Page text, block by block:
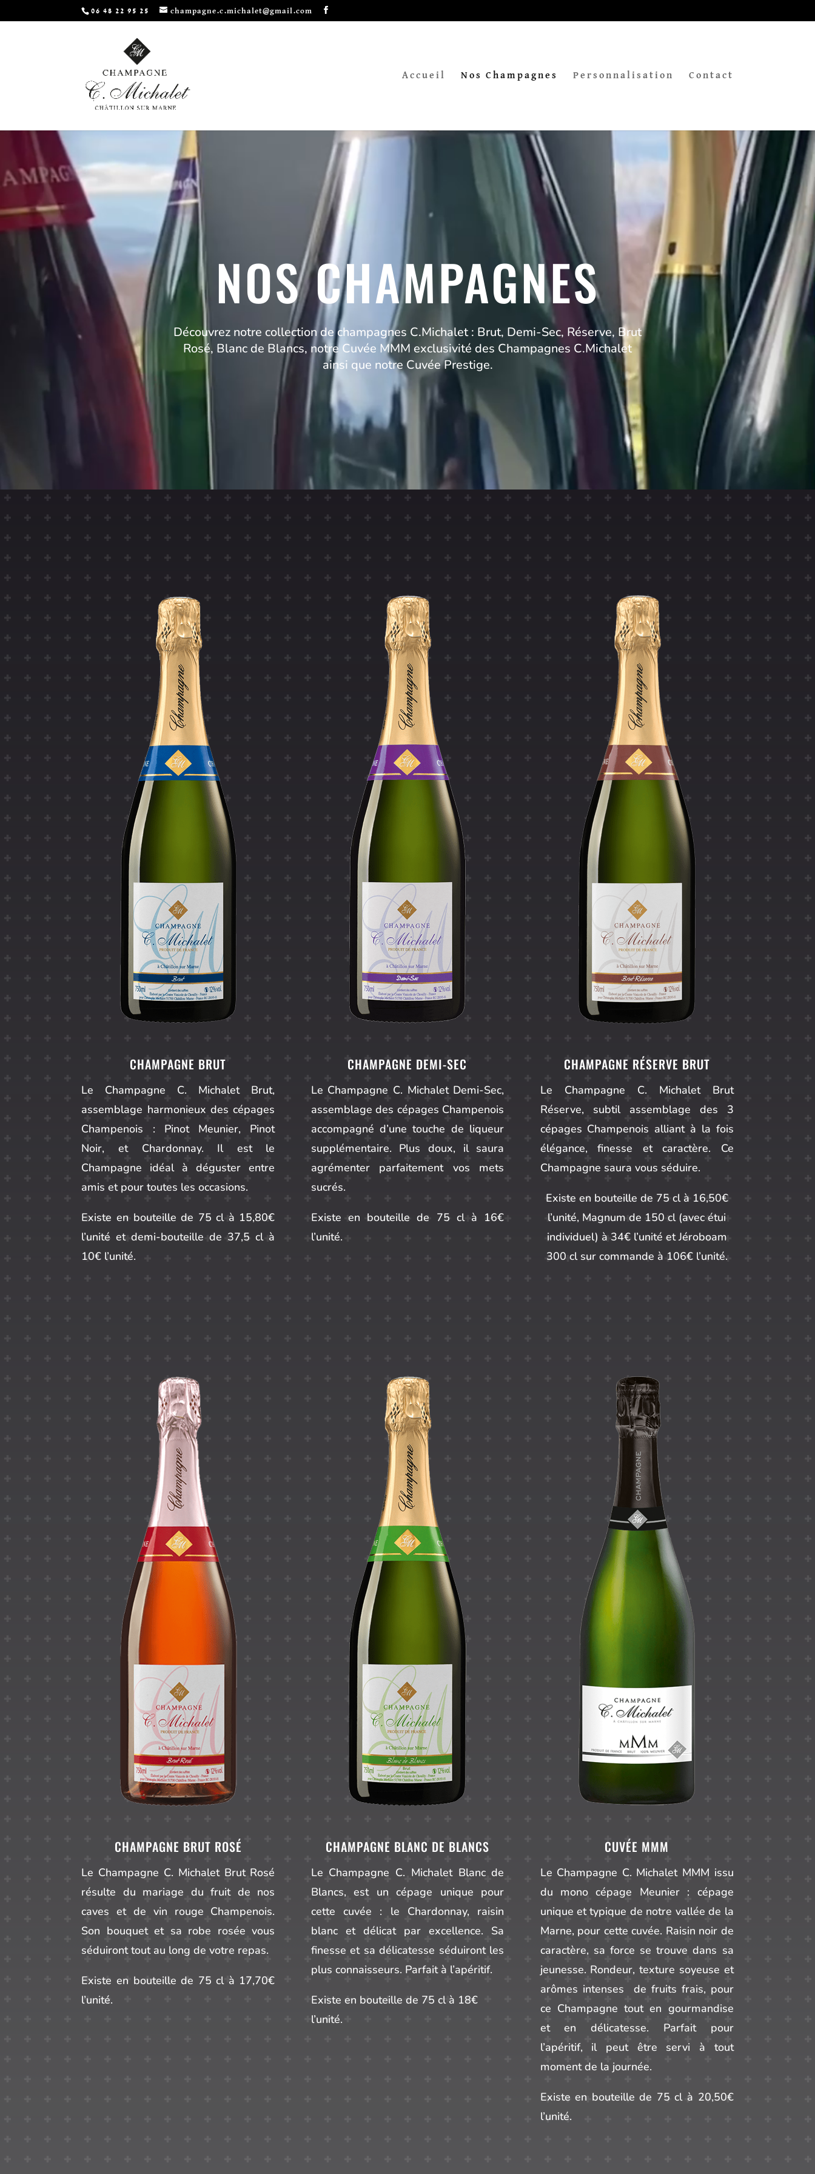
06 48 22 95 25 champagne.c.michalet@gmail.com
Accueil Nos Champagnes Personnalisation Contact
Lecteur
NOS CHAMPAGNES
Découvrez notre collection de champagnes C.Michalet : Brut, Demi-Sec, Réserve, Brut
Rosé, Blanc de Blancs, notre Cuvée MMM exclusivité des Champagnes C.Michalet
ainsi que notre Cuvée Prestige.
CHAMPAGNE BRUT
Le Champagne C. Michalet Brut,
assemblage harmonieux des cépages
Champenois : Pinot Meunier, Pinot
Noir, et Chardonnay. Il est le
Champagne idéal à déguster entre
amis et pour toutes les occasions.
Existe en bouteille de 75 cl à 15,80€
l’unité et demi-bouteille de 37,5 cl à
10€ l’unité.
CHAMPAGNE DEMI-SEC
Le Champagne C. Michalet Demi-Sec,
assemblage des cépages Champenois
accompagné d’une touche de liqueur
supplémentaire. Plus doux, il saura
agrémenter parfaitement vos mets
sucrés.
Existe en bouteille de 75 cl à 16€
l’unité.
CHAMPAGNE RÉSERVE BRUT
Le Champagne C. Michalet Brut
Réserve, subtil assemblage des 3
cépages Champenois alliant à la fois
élégance, finesse et caractère. Ce
Champagne saura vous séduire.
Existe en bouteille de 75 cl à 16,50€
l’unité, Magnum de 150 cl (avec étui
individuel) à 34€ l’unité et Jéroboam
300 cl sur commande à 106€ l’unité.
CHAMPAGNE BRUT ROSÉ
Le Champagne C. Michalet Brut Rosé
résulte du mariage du fruit de nos
caves et de vin rouge Champenois.
Son bouquet et sa robe rosée vous
séduiront tout au long de votre repas.
Existe en bouteille de 75 cl à 17,70€
l’unité.
CHAMPAGNE BLANC DE BLANCS
Le Champagne C. Michalet Blanc de
Blancs, est un cépage unique pour
cette cuvée : le Chardonnay, raisin
blanc et délicat par excellence. Sa
finesse et sa délicatesse séduiront les
plus connaisseurs. Parfait à l’apéritif.
Existe en bouteille de 75 cl à 18€
l’unité.
CUVÉE MMM
Le Champagne C. Michalet MMM issu
du mono cépage Meunier : cépage
unique et typique de notre vallée de la
Marne, pour cette cuvée. Raisin noir de
caractère, sa force se trouve dans sa
jeunesse. Rondeur, texture soyeuse et
arômes intenses de fruits frais, pour
ce Champagne tout en gourmandise
et en délicatesse. Parfait pour
l’apéritif, il peut être servi à tout
moment de la journée.
Existe en bouteille de 75 cl à 20,50€
l’unité.